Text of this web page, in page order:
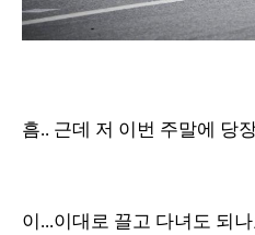
흠.. 근데 저 이번 주말에 당
이...이대로 끌고 다녀도 되